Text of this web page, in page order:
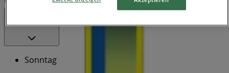
+498927817723
Sonntag